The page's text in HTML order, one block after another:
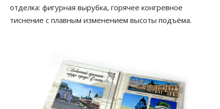
отделка: фигурная вырубка, горячее конгревное
тиснение с плавным изменением высоты подъёма.